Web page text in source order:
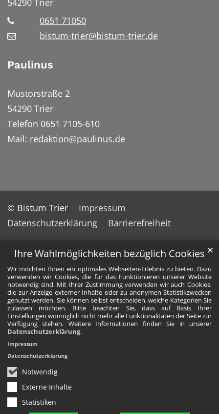
Ihre Wahlmöglichkeiten bezüglich Cookies
Wir möchten Ihnen ein optimales Webseiten-Erlebnis zu bieten. Dazu
verwenden wir Cookies, die für das Funktionieren unserer Website
notwendig sind. Mit Ihrer Zustimmung verwenden wir auch Cookies,
die zur Anzeige externer Inhalte oder zu anonymen Statistikzwecken
genutzt werden. Sie können selbst entscheiden, welche Kategorien Sie
zulassen möchten. Bitte beachten Sie, dass auf Basis Ihrer
Einstellungen womöglich nicht mehr alle Funktionalitäten der Seite zur
Verfügung stehen. Weitere Informationen finden Sie in unserer
Datenschutzerklärung.
Notwendig
Externe Inhalte
Statistiken
✕
Impressum
Datenschutzerklärung
54290 Trier
0651 71050
bistum-trier@bistum-trier.de
Paulinus
Mustorstraße 2
54290 Trier
Telefon 0651 7105-610
Mail: redaktion@paulinus.de
© Bistum Trier
Impressum
Datenschutzerklärung
Barrierefreiheit